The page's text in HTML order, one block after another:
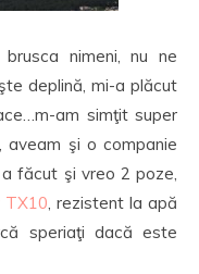
nimeni, nu ne
deplină, mi-a plăcut
am simţit super
aveam şi o companie
făcut şi vreo 2 poze,
TX10, rezistent la apă
speriaţi dacă este